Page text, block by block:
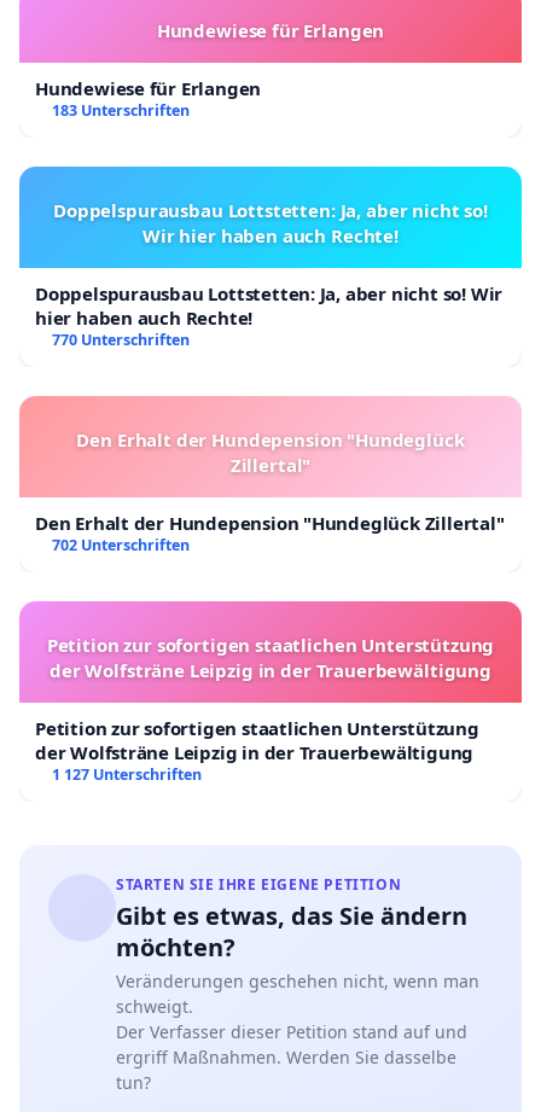
Hundewiese für Erlangen
Hundewiese für Erlangen
183 Unterschriften
Doppelspurausbau Lottstetten: Ja, aber nicht so!
Wir hier haben auch Rechte!
Doppelspurausbau Lottstetten: Ja, aber nicht so! Wir
hier haben auch Rechte!
770 Unterschriften
Den Erhalt der Hundepension "Hundeglück
Zillertal"
Den Erhalt der Hundepension "Hundeglück Zillertal"
702 Unterschriften
Petition zur sofortigen staatlichen Unterstützung
der Wolfsträne Leipzig in der Trauerbewältigung
Petition zur sofortigen staatlichen Unterstützung
der Wolfsträne Leipzig in der Trauerbewältigung
1 127 Unterschriften
STARTEN SIE IHRE EIGENE PETITION
Gibt es etwas, das Sie ändern
möchten?
Veränderungen geschehen nicht, wenn man
schweigt.
Der Verfasser dieser Petition stand auf und
ergriff Maßnahmen. Werden Sie dasselbe
tun?